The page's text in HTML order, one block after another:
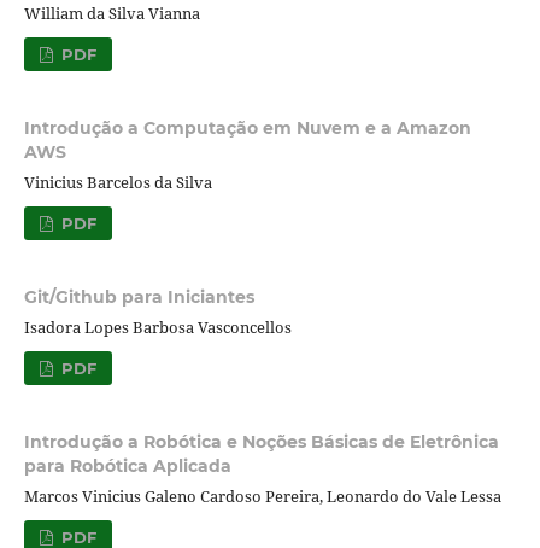
William da Silva Vianna
PDF
Introdução a Computação em Nuvem e a Amazon
AWS
Vinicius Barcelos da Silva
PDF
Git/Github para Iniciantes
Isadora Lopes Barbosa Vasconcellos
PDF
Introdução a Robótica e Noções Básicas de Eletrônica
para Robótica Aplicada
Marcos Vinicius Galeno Cardoso Pereira, Leonardo do Vale Lessa
PDF